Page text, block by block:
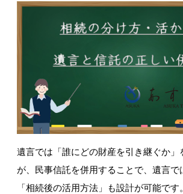
遺言では「誰にどの財産を引き継ぐか」
が、民事信託を併用することで、遺言で
「相続後の活用方法」も設計が可能です